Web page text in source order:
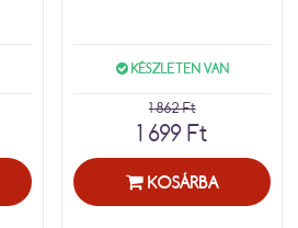
KÉSZLETEN VAN
1 862 Ft
1 699 Ft
KOSÁRBA